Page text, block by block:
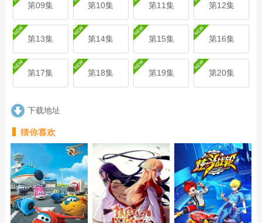
峰。
评论
第09集 第10集 第11集 第12集
第13集 第14集 第15集 第16集
第17集 第18集 第19集 第20集
下载地址
猜你喜欢